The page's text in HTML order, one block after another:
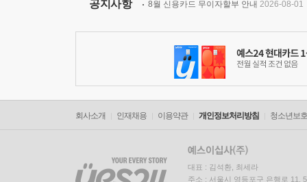
공지사항 8월 신용카드 무이자할부 안내 2026-08-01
회사소개 인재채용 이용약관 개인정보처리방침 청소년보
대표 : 김석환, 최세라
주소 : 서울시 영등포구 은행로 11,